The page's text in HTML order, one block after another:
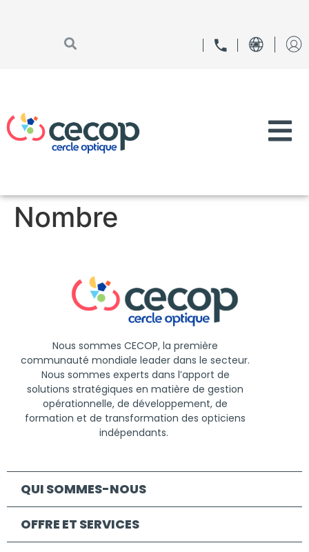
Nombre
Nous sommes CECOP, la première
communauté mondiale leader dans le secteur.
Nous sommes experts dans l’apport de
solutions stratégiques en matière de gestion
opérationnelle, de développement, de
formation et de transformation des opticiens
indépendants.
QUI SOMMES-NOUS
OFFRE ET SERVICES